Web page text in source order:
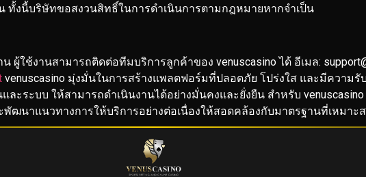
งนี้บริษัทขอสงวนสิทธิ์ในการดำเนินการตามกฎหมายหากจำเป็น
ผู้ใช้งานสามารถติดต่อทีมบริการลูกค้าของ venuscasino ได้ อีเมล:
venuscasino มุ่งมั่นในการสร้างแพลตฟอร์มที่ปลอดภัย โปร่งใส และมีความ
ละระบบ ให้สามารถดำเนินงานได้อย่างมั่นคงและยั่งยืน สำหรับ
พัฒนาแนวทางการให้บริการอย่างต่อเนื่องให้สอดคล้องกับมาตรฐานที่เหมา